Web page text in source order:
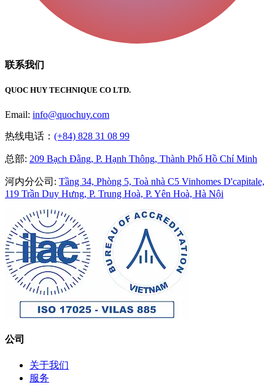
联系我们
QUOC HUY TECHNIQUE CO LTD.
Email: info@quochuy.com
热线电话： (+84) 828 31 08 99
总部: 209 Bạch Đằng, P. Hạnh Thông, Thành Phố Hồ Chí Minh
河内分公司 : Tầng 34, Phòng 5, Toà nhà C5 Vinhomes D'capitale,
119 Trần Duy Hưng, P. Trung Hoà, P. Yên Hoà, Hà Nội
公司
关于我们
服务